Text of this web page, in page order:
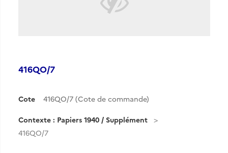
416QO/7
Cote 416QO/7 (Cote de commande)
Contexte : Papiers 1940 / Supplément
416QO/7